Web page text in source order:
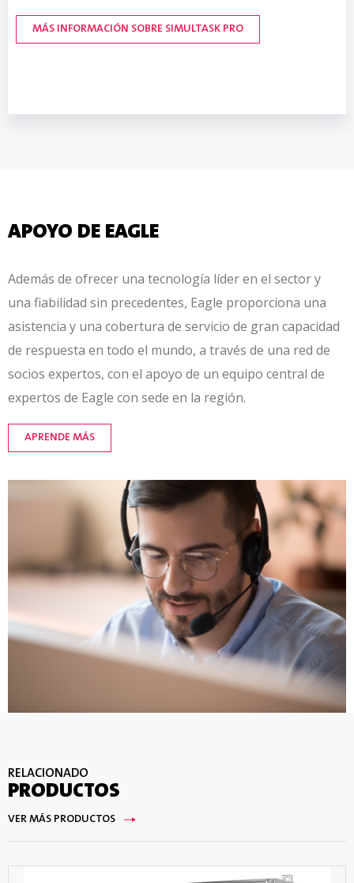
MÁS INFORMACIÓN SOBRE SIMULTASK PRO
MÁS INFORMACIÓN SOBRE TRACESERVER
APOYO DE EAGLE
Además de ofrecer una tecnología líder en el sector y
una fiabilidad sin precedentes, Eagle proporciona una
asistencia y una cobertura de servicio de gran capacidad
de respuesta en todo el mundo, a través de una red de
socios expertos, con el apoyo de un equipo central de
expertos de Eagle con sede en la región.
APRENDE MÁS
RELACIONADO
PRODUCTOS
VER MÁS PRODUCTOS